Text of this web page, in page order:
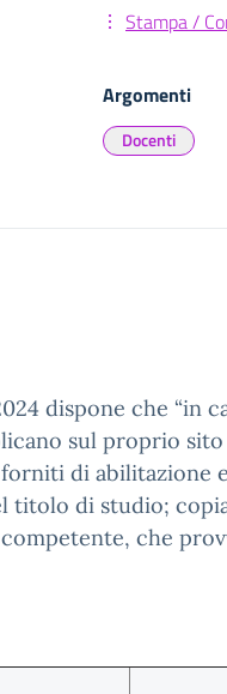
Stampa /
Argomenti
Docenti
dispone che “in
sul proprio
di abilitazione
titolo di studio;
che